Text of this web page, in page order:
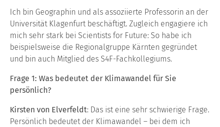
Ich bin Geographin und als assoziierte Professorin an der
Universität Klagenfurt beschäftigt. Zugleich engagiere ich
mich sehr stark bei Scientists for Future: So habe ich
beispielsweise die Regionalgruppe Kärnten gegründet
und bin auch Mitglied des S4F-Fachkollegiums.
Frage 1: Was bedeutet der Klimawandel für Sie
persönlich?
Kirsten von Elverfeldt: Das ist eine sehr schwierige Frage.
Persönlich bedeutet der Klimawandel – bei dem ich